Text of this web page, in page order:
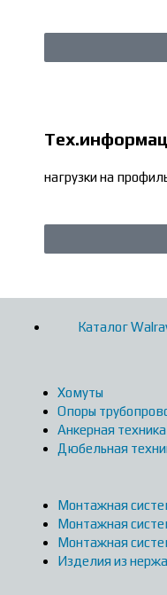
нагрузки на
Каталог
Хомуты
Опоры
Анкерная техника
Дюбельная
Монтажная
Монтажная
Монтажная
Изделия из